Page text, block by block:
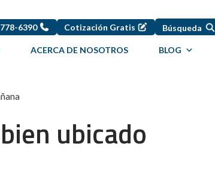
6390 Cotización Gratis Búsqueda
ACERCA DE NOSOTROS BLOG
ubicado